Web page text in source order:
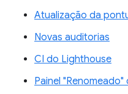
Atualização da
Novas auditorias
CI do Lighthouse
Painel